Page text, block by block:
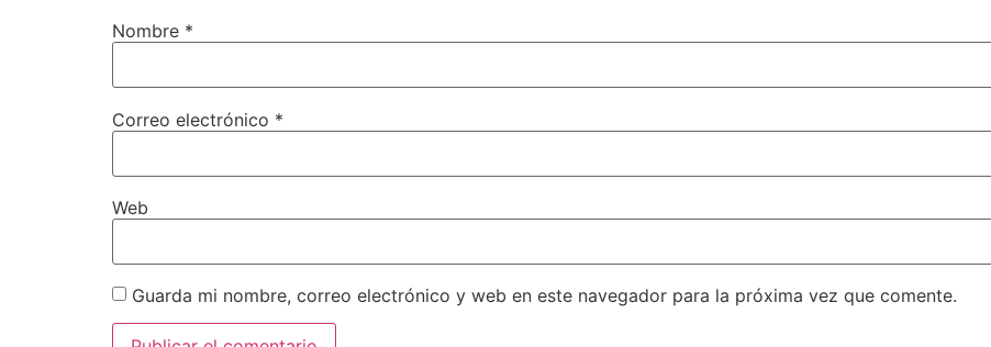
Nombre *
Correo electrónico *
Web
Guarda mi nombre, correo electrónico y web en este navegador para la próxima vez que comente.